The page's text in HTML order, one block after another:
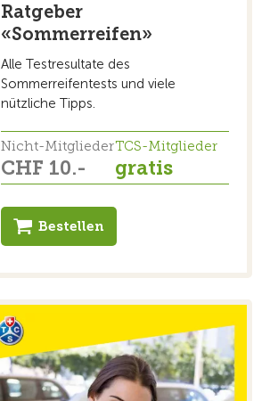
Ratgeber
«Sommerreifen»
Alle Testresultate des
Sommerreifentests und viele
nützliche Tipps.
Nicht-Mitglieder
CHF 10.-
TCS-Mitglieder
gratis
Bestellen